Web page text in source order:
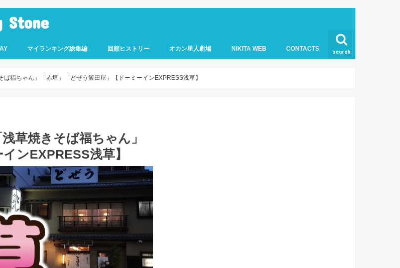
Stone
search
マイランキング総集編 回顧ヒストリー オカン星人劇場 NIKITA WEB CONTACTS
ば福ちゃん」「赤垣」「どぜう飯田屋」【ドーミーインEXPRESS浅草】
草焼きそば福ちゃん」
ンEXPRESS浅草】